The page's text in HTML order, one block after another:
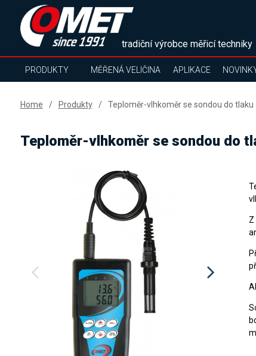
tradiční výrobce měřicí techniky
PRODUKTY MĚŘENÁ VELIČINA APLIKACE
Home Produkty Teploměr-vlhkoměr se sondou do tlaku
Teploměr-vlhkoměr se sondou do